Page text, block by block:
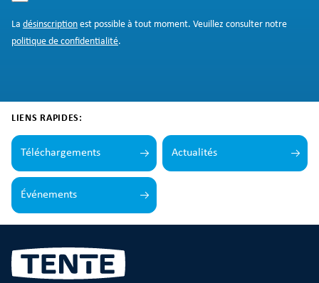
La désinscription est possible à tout moment. Veuillez consulter notre
politique de confidentialité.
LIENS RAPIDES:
Téléchargements Actualités
Événements